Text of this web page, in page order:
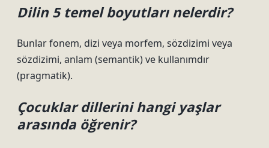
Dilin 5 temel boyutları nelerdir?
Bunlar fonem, dizi veya morfem, sözdizimi veya
sözdizimi, anlam (semantik) ve kullanımdır
(pragmatik).
Çocuklar dillerini hangi yaşlar
arasında öğrenir?